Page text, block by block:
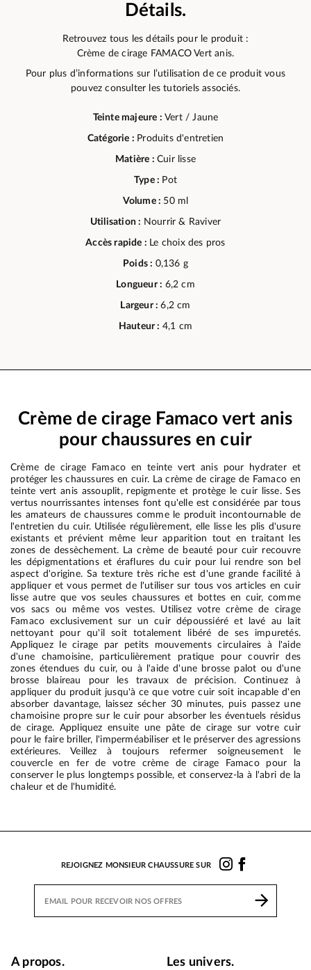
Détails.
Retrouvez tous les détails pour le produit :
Crème de cirage FAMACO Vert anis.
Pour plus d’informations sur l’utilisation de ce produit vous
pouvez consulter les tutoriels associés.
Teinte majeure : Vert / Jaune
Catégorie : Produits d'entretien
Matière : Cuir lisse
Type : Pot
Volume : 50 ml
Utilisation : Nourrir & Raviver
Accès rapide : Le choix des pros
Poids : 0,136 g
Longueur : 6,2 cm
Largeur :6,2 cm
Hauteur : 4,1 cm
Crème de cirage Famaco vert anis
pour chaussures en cuir
Crème de cirage Famaco en teinte vert anis pour hydrater et
protéger les chaussures en cuir. La crème de cirage de Famaco en
teinte vert anis assouplit, repigmente et protège le cuir lisse. Ses
vertus nourrissantes intenses font qu'elle est considérée par tous
les amateurs de chaussures comme le produit incontournable de
l'entretien du cuir. Utilisée régulièrement, elle lisse les plis d'usure
existants et prévient même leur apparition tout en traitant les
zones de dessèchement. La crème de beauté pour cuir recouvre
les dépigmentations et éraflures du cuir pour lui rendre son bel
aspect d'origine. Sa texture très riche est d'une grande facilité à
appliquer et vous permet de l'utiliser sur tous vos articles en cuir
lisse autre que vos seules chaussures et bottes en cuir, comme
vos sacs ou même vos vestes. Utilisez votre crème de cirage
Famaco exclusivement sur un cuir dépoussiéré et lavé au lait
nettoyant pour qu'il soit totalement libéré de ses impuretés.
Appliquez le cirage par petits mouvements circulaires à l'aide
d'une chamoisine, particulièrement pratique pour couvrir des
zones étendues du cuir, ou à l'aide d'une brosse palot ou d'une
brosse blaireau pour les travaux de précision. Continuez à
appliquer du produit jusqu'à ce que votre cuir soit incapable d'en
absorber davantage, laissez sécher 30 minutes, puis passez une
chamoisine propre sur le cuir pour absorber les éventuels résidus
de cirage. Appliquez ensuite une pâte de cirage sur votre cuir
pour le faire briller, l'imperméabiliser et le préserver des agressions
extérieures. Veillez à toujours refermer soigneusement le
couvercle en fer de votre crème de cirage Famaco pour la
conserver le plus longtemps possible, et conservez-la à l'abri de la
chaleur et de l'humidité.
REJOIGNEZ MONSIEUR CHAUSSURE SUR
A propos. Les univers.